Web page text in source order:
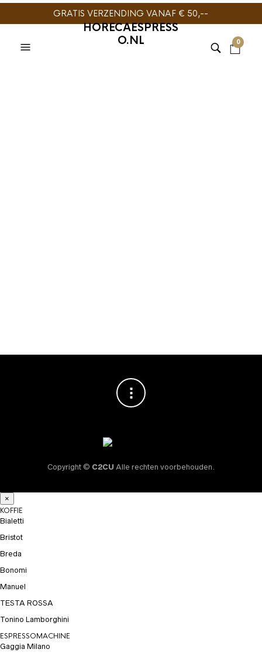
GRATIS VERZENDING VANAF € 50,--
HORECAESPRESS
O.NL
0
Copyright © C2CU Alle rechten voorbehouden.
×
KOFFIE
Bialetti
Bristot
Breda
Bonomi
Manuel
TESTA ROSSA
Tonino Lamborghini
ESPRESSOMACHINE
Gaggia Milano